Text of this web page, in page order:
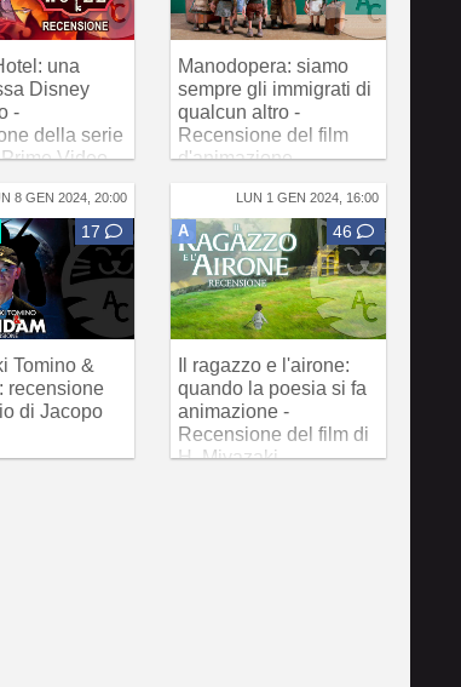
una
Disney
-
della serie
Video
Manodopera: siamo
sempre gli immigrati di
qualcun altro -
Recensione del film
d'animazione
8 GEN 2024, 20:00
17
Tomino &
recensione
di Jacopo
LUN 1 GEN 2024, 16:00
A 46
Il ragazzo e l'airone:
quando la poesia si fa
animazione -
Recensione del film di
H. Miyazaki